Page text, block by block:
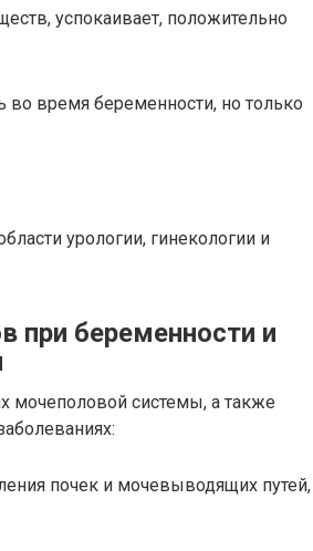
успокаивает, положительно
время беременности, но только
урологии, гинекологии и
при беременности и
мочеполовой системы, а также
почек и мочевыводящих путей,